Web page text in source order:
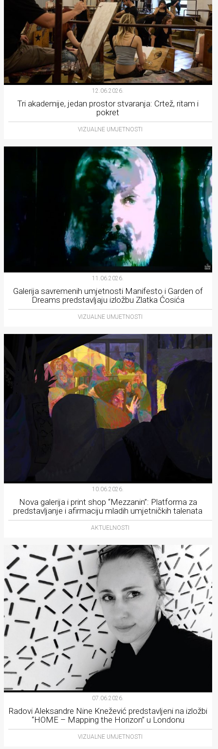
12.06.2026.
Tri akademije, jedan prostor stvaranja: Crtež, ritam i
pokret
VIZUALNE UMJETNOSTI
11.06.2026.
Galerija savremenih umjetnosti Manifesto i Garden of
Dreams predstavljaju izložbu Zlatka Ćosića
VIZUALNE UMJETNOSTI
10.06.2026.
Nova galerija i print shop “Mezzanin”: Platforma za
predstavljanje i afirmaciju mladih umjetničkih talenata
AKTUELNOSTI
07.06.2026.
Radovi Aleksandre Nine Knežević predstavljeni na izložbi
“HOME – Mapping the Horizon” u Londonu
VIZUALNE UMJETNOSTI